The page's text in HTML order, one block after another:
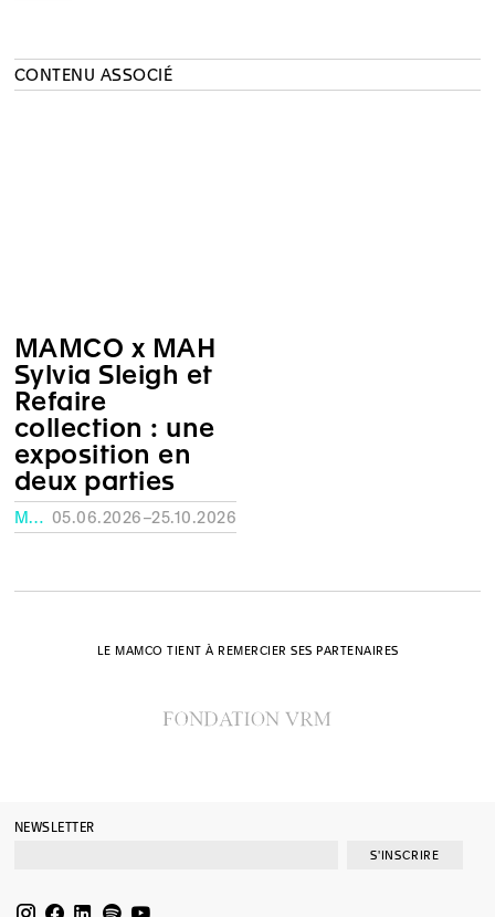
CONTENU ASSOCIÉ
MAMCO x MAH
Sylvia Sleigh et
Refaire
collection : une
exposition en
deux parties
MUSÉE RATH, GENÈVE 05.06.2026–25.10.2026
LE MAMCO TIENT À REMERCIER SES PARTENAIRES
NEWSLETTER
S'INSCRIRE